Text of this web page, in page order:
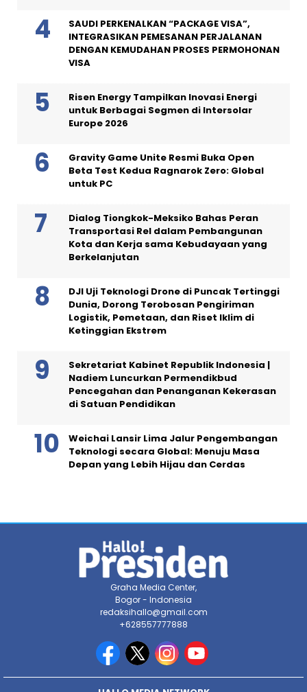
SAUDI PERKENALKAN “PACKAGE VISA”,
INTEGRASIKAN PEMESANAN PERJALANAN
DENGAN KEMUDAHAN PROSES PERMOHONAN
VISA
Risen Energy Tampilkan Inovasi Energi
untuk Berbagai Segmen di Intersolar
Europe 2026
Gravity Game Unite Resmi Buka Open
Beta Test Kedua Ragnarok Zero: Global
untuk PC
Dialog Tiongkok-Meksiko Bahas Peran
Transportasi Rel dalam Pembangunan
Kota dan Kerja sama Kebudayaan yang
Berkelanjutan
DJI Uji Teknologi Drone di Puncak Tertinggi
Dunia, Dorong Terobosan Pengiriman
Logistik, Pemetaan, dan Riset Iklim di
Ketinggian Ekstrem
Sekretariat Kabinet Republik Indonesia |
Nadiem Luncurkan Permendikbud
Pencegahan dan Penanganan Kekerasan
di Satuan Pendidikan
Weichai Lansir Lima Jalur Pengembangan
Teknologi secara Global: Menuju Masa
Depan yang Lebih Hijau dan Cerdas
Graha Media Center,
Bogor - Indonesia
redaksihallo@gmail.com
+628557777888